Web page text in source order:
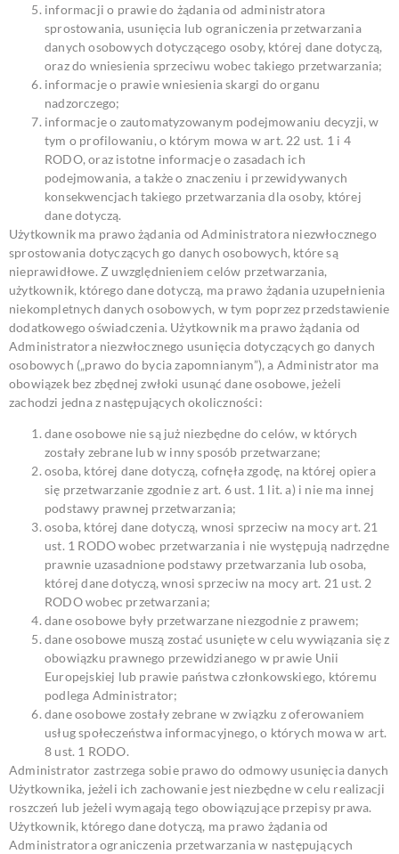
informacji o prawie do żądania od administratora
sprostowania, usunięcia lub ograniczenia przetwarzania
danych osobowych dotyczącego osoby, której dane dotyczą,
oraz do wniesienia sprzeciwu wobec takiego przetwarzania;
informacje o prawie wniesienia skargi do organu
nadzorczego;
informacje o zautomatyzowanym podejmowaniu decyzji, w
tym o profilowaniu, o którym mowa w art. 22 ust. 1 i 4
RODO, oraz istotne informacje o zasadach ich
podejmowania, a także o znaczeniu i przewidywanych
konsekwencjach takiego przetwarzania dla osoby, której
dane dotyczą.
Użytkownik ma prawo żądania od Administratora niezwłocznego
sprostowania dotyczących go danych osobowych, które są
nieprawidłowe. Z uwzględnieniem celów przetwarzania,
użytkownik, którego dane dotyczą, ma prawo żądania uzupełnienia
niekompletnych danych osobowych, w tym poprzez przedstawienie
dodatkowego oświadczenia. Użytkownik ma prawo żądania od
Administratora niezwłocznego usunięcia dotyczących go danych
osobowych („prawo do bycia zapomnianym”), a Administrator ma
obowiązek bez zbędnej zwłoki usunąć dane osobowe, jeżeli
zachodzi jedna z następujących okoliczności:
dane osobowe nie są już niezbędne do celów, w których
zostały zebrane lub w inny sposób przetwarzane;
osoba, której dane dotyczą, cofnęła zgodę, na której opiera
się przetwarzanie zgodnie z art. 6 ust. 1 lit. a) i nie ma innej
podstawy prawnej przetwarzania;
osoba, której dane dotyczą, wnosi sprzeciw na mocy art. 21
ust. 1 RODO wobec przetwarzania i nie występują nadrzędne
prawnie uzasadnione podstawy przetwarzania lub osoba,
której dane dotyczą, wnosi sprzeciw na mocy art. 21 ust. 2
RODO wobec przetwarzania;
dane osobowe były przetwarzane niezgodnie z prawem;
dane osobowe muszą zostać usunięte w celu wywiązania się z
obowiązku prawnego przewidzianego w prawie Unii
Europejskiej lub prawie państwa członkowskiego, któremu
podlega Administrator;
dane osobowe zostały zebrane w związku z oferowaniem
usług społeczeństwa informacyjnego, o których mowa w art.
8 ust. 1 RODO.
Administrator zastrzega sobie prawo do odmowy usunięcia danych
Użytkownika, jeżeli ich zachowanie jest niezbędne w celu realizacji
roszczeń lub jeżeli wymagają tego obowiązujące przepisy prawa.
Użytkownik, którego dane dotyczą, ma prawo żądania od
Administratora ograniczenia przetwarzania w następujących